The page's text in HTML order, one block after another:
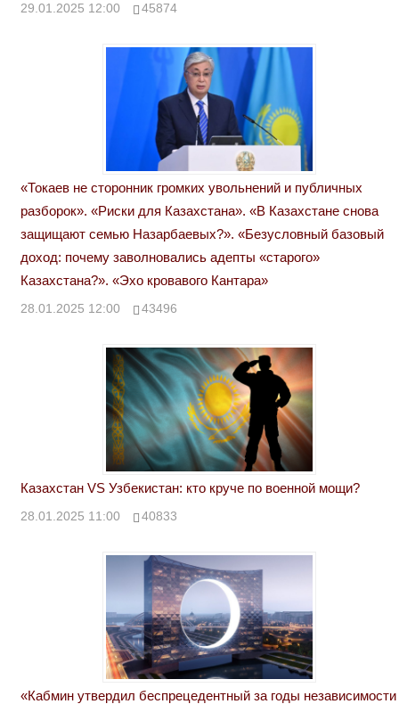
29.01.2025 12:00 45874
«Токаев не сторонник громких увольнений и публичных
разборок». «Риски для Казахстана». «В Казахстане снова
защищают семью Назарбаевых?». «Безусловный базовый
доход: почему заволновались адепты «старого»
Казахстана?». «Эхо кровавого Кантара»
28.01.2025 12:00 43496
Казахстан VS Узбекистан: кто круче по военной мощи?
28.01.2025 11:00 40833
«Кабмин утвердил беспрецедентный за годы независимости